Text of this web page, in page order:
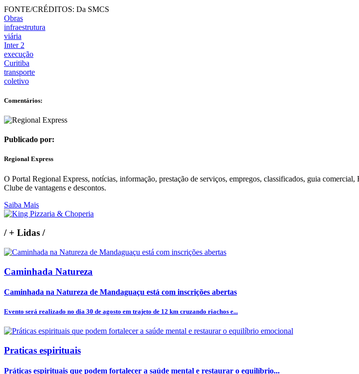
FONTE/CRÉDITOS: Da SMCS
Obras
infraestrutura
viária
Inter 2
execução
Curitiba
transporte
coletivo
Comentários:
Publicado por:
Regional Express
O Portal Regional Express, notícias, informação, prestação de serviços, empregos, classificados, guia
Clube de vantagens e descontos.
Saiba Mais
/+ Lidas /
Caminhada Natureza
Caminhada na Natureza de Mandaguaçu está com inscrições abertas
Evento será realizado no dia 30 de agosto em trajeto de 12 km cruzando riachos e...
Praticas espirituais
Práticas espirituais que podem fortalecer a saúde mental e restaurar o equilíbrio...